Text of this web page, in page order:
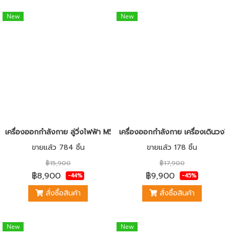
New
เครื่องออกกำลังกาย ลู่วิ่งไฟฟ้า M50 สำหรับใช้ในบ้านหรือคอนโด
ขายแล้ว 784 ชิ้น
฿15,900
฿8,900 -44%
สั่งซื้อสินค้า
New
เครื่องออกกำลังกาย เครื่องเดินวง
ขายแล้ว 178 ชิ้น
฿17,900
฿9,900 -45%
สั่งซื้อสินค้า
New New